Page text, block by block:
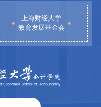
上海财经大学
教育发展基金会